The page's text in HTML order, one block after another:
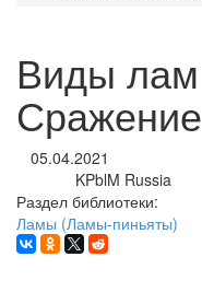
Виды лам
05.04.2021
KPblM Russia
Раздел библиотеки:
Ламы (Ламы-пиньяты)